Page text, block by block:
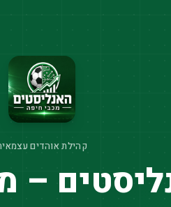
קהילת אוהדים
–